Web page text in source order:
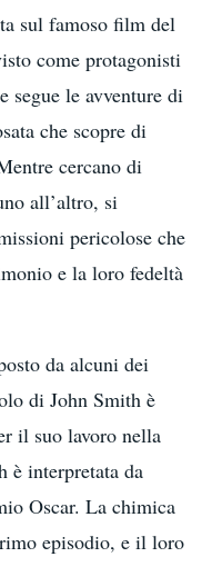
sul famoso film del
come protagonisti
segue le avventure di
che scopre di
cercano di
all’altro, si
pericolose che
e la loro fedeltà
da alcuni dei
di John Smith è
il suo lavoro nella
è interpretata da
Oscar. La chimica
episodio, e il loro